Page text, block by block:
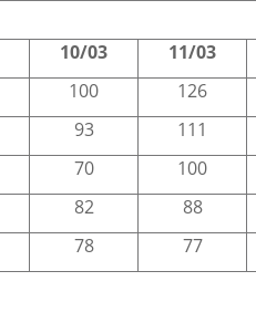
10/03 11/03
100 126
93 111
70 100
82 88
78 77